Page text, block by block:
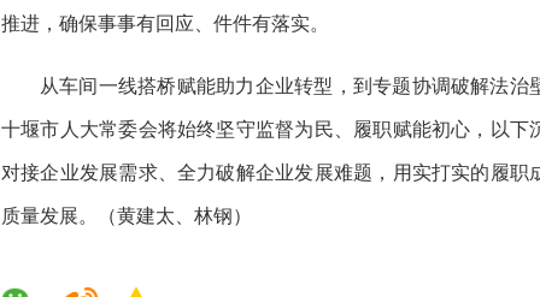
推进，确保事事有回应、件件有落实。
从车间一线搭桥赋能助力企业转型，到专题协调破解法
十堰市人大常委会将始终坚守监督为民、履职赋能初心，以
对接企业发展需求、全力破解企业发展难题，用实打实的履
质量发展。（黄建太、林钢）